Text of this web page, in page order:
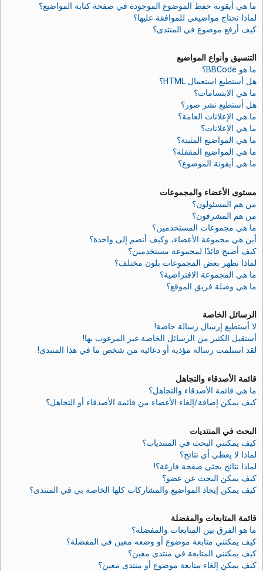
ما هي أيقونة حفظ الموضوع الموجودة في صفحة كتابة المواضيع؟
لماذا تحتاج مواضيعي للموافقة عليها؟
كيف أرفع موضوع في المنتدى؟
التنسيق وأنواع المواضيع
ما هو BBCode؟
هل أستطيع استعمال HTML؟
ما هي الابتسامات؟
هل أستطيع نشر صور؟
ما هي الإعلانات العامة؟
ما هي الإعلانات؟
ما هي المواضيع المثبتة؟
ما هي المواضيع المقفلة؟
ما هي أيقونة الموضوع؟
مستوى الأعضاء والمجموعات
من هم المسئولون؟
من هم المشرفون؟
ما هي مجموعات المستخدمين؟
أين هي مجموعة الأعضاء، وكيف أنضم إلى واحدة؟
كيف أصبح قائدًا لمجموعة مستخدمين؟
لماذا تظهر بعض المجموعات بلون مختلف؟
ما هي المجموعة الافتراضية؟
ما هي وصلة فريق الموقع؟
الرسائل الخاصة
لا أستطيع إرسال رسالة خاصة!
أستقبل الكثير من الرسائل الخاصة غير المرغوب بها!
لقد استلمت رسالة مؤذية أو دعائية من شخص ما في هذا المنتدى!
قائمة الأصدقاء والتجاهل
ما هي قائمة الأصدقاء والتجاهل؟
كيف يمكن إضافة/إلغاء الأعضاء من قائمة الأصدقاء أو التجاهل؟
البحث في المنتديات
كيف يمكنني البحث في المنتديات؟
لماذا لا يعطي أي نتائج؟
لماذا نتائج بحثي صفحة فارغة؟!
كيف يمكن البحث عن عضو؟
كيف يمكن إيجاد المواضيع والمشاركات كلها الخاصة بي في المنتدى؟
قائمة المتابعات والمفضلة
ما هو الفرق بين المتابعات والمفضلة؟
كيف يمكنني متابعة موضوع أو وضعه معين في المفضلة؟
كيف يمكنني المتابعة في منتدى معين؟
كيف يمكن إلغاء متابعة موضوع أو منتدى معين؟